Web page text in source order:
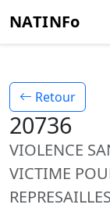
NATINFo
Retour
20736
VIOLENCE
VICTIME
REPRESAILLES